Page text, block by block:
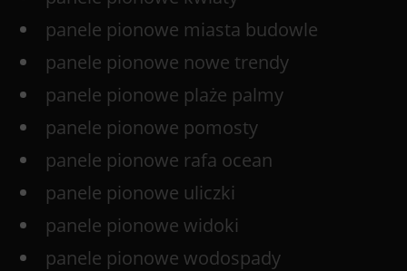
panele pionowe miasta budowle
panele pionowe nowe trendy
panele pionowe plaże palmy
panele pionowe pomosty
panele pionowe rafa ocean
panele pionowe uliczki
panele pionowe widoki
panele pionowe wodospady